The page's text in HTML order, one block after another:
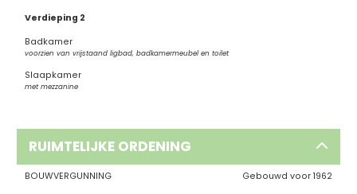
Verdieping 2
Badkamer
voorzien van vrijstaand ligbad, badkamermeubel en toilet
Slaapkamer
met mezzanine
RUIMTELIJKE ORDENING
BOUWVERGUNNING Gebouwd voor 1962